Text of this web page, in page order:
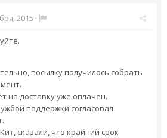
2015 ·
посылку получилось собрать
на доставку уже оплачен.
поддержки согласовал
сказали, что крайний срок